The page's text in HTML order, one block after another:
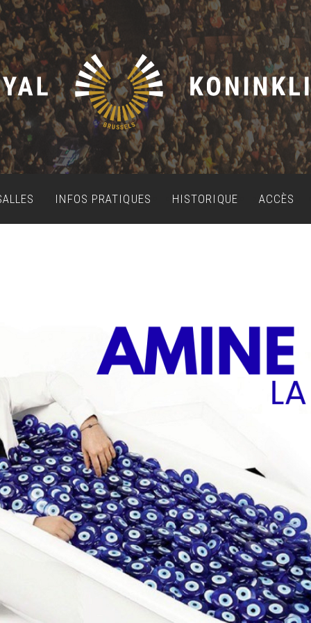
INFOS PRATIQUES HISTORIQUE ACCÈS